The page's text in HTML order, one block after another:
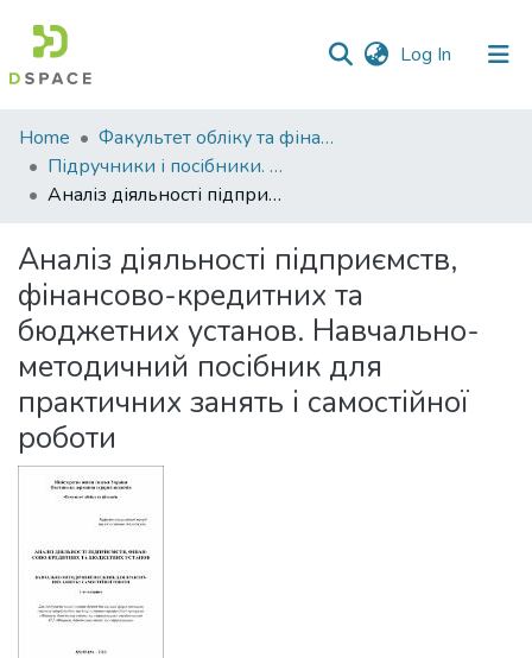
Log In (current)
Communities
&
Collections
Statistics
Home
Факультет обліку та фінансів
Підручники і посібники. Факультет обліку та фінансів
Аналіз діяльності підприємств, фінансово-кредитних та бюджетних установ. Навчально-методичний посібник для практичних занять і самостійної роботи
Аналіз діяльності підприємств,
фінансово-кредитних та
бюджетних установ. Навчально-
методичний посібник для
практичних занять і самостійної
роботи